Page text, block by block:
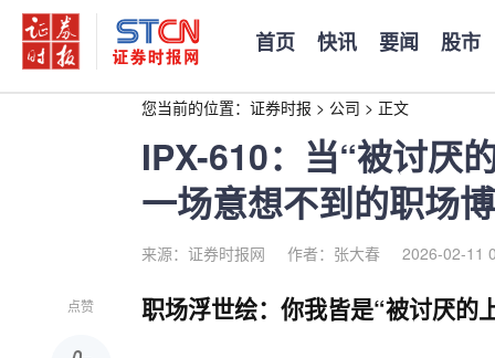
首页 快讯 要闻 股市
您当前的位置： 证券时报 > 公司 > 正文
IPX-610：当“被讨厌
一场意想不到的职场
来源：证券时报网 作者：张大春 2026-02-11
点赞 职场浮世绘：你我皆是“被讨厌的